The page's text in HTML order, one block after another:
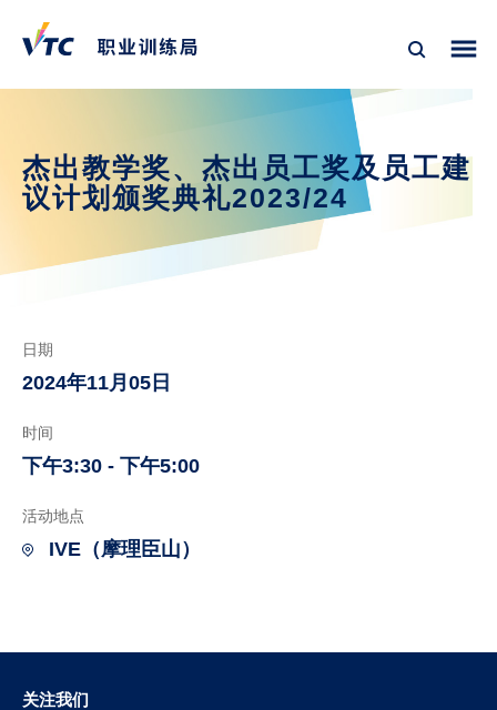
杰出教学奖、杰出员工奖及员工建
议计划颁奖典礼2023/24
日期
2024年11月05日
时间
下午3:30 - 下午5:00
活动地点
IVE（摩理臣山）
关注我们